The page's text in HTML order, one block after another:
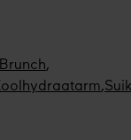
Brunch
,